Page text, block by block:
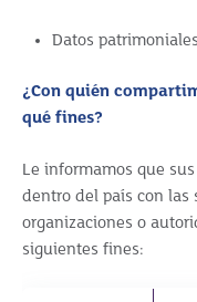
Datos
¿Con quién
qué fines?
Le informamos que
dentro del país con las
organizaciones o
siguientes fines: